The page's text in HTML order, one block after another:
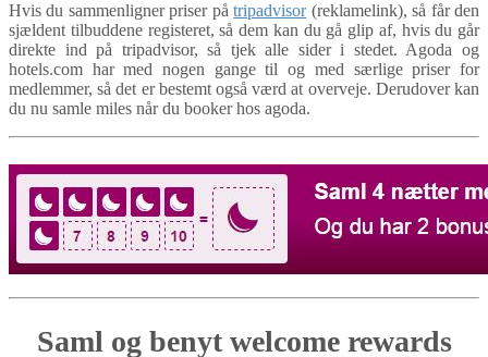
Hvis du sammenligner priser påtripadvisor(reklamelink), så får den
sjældent tilbuddene registeret, så dem kan du gå glip af, hvis du går
direkte ind på tripadvisor, så tjek alle sider i stedet. Agoda og
hotels.com har med nogen gange til og med særlige priser for
medlemmer, så det er bestemt også værd at overveje. Derudover kan
du nu samle miles når du booker hos agoda.
Saml og benyt welcome rewards